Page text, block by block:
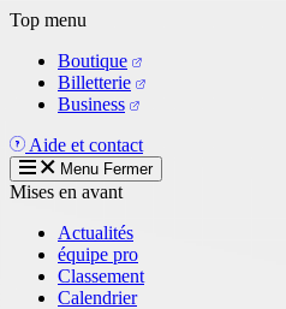
Aller
contenu
principal
Top menu
Boutique
Billetterie
Business
Aide et contact
Menu Fermer
Mises en avant
Actualités
équipe pro
Classement
Calendrier